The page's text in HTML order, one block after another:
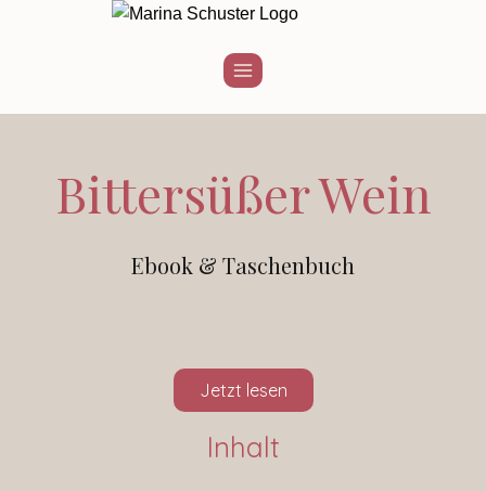
Bittersüßer Wein
Ebook & Taschenbuch
Jetzt lesen
Inhalt